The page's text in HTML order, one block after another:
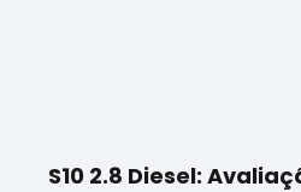
S10 2.8 Diesel: